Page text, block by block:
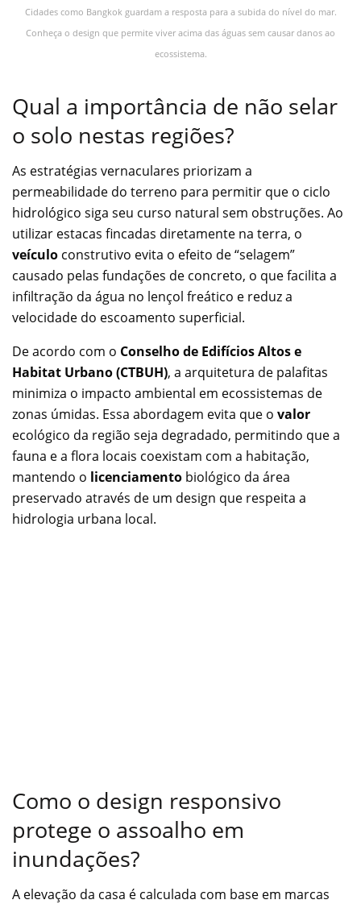
Cidades como Bangkok guardam a resposta para a subida do nível do mar.
Conheça o design que permite viver acima das águas sem causar danos ao
ecossistema.
Qual a importância de não selar
o solo nestas regiões?
As estratégias vernaculares priorizam a
permeabilidade do terreno para permitir que o ciclo
hidrológico siga seu curso natural sem obstruções. Ao
utilizar estacas fincadas diretamente na terra, o
veículo construtivo evita o efeito de “selagem”
causado pelas fundações de concreto, o que facilita a
infiltração da água no lençol freático e reduz a
velocidade do escoamento superficial.
De acordo com o Conselho de Edifícios Altos e
Habitat Urbano (CTBUH), a arquitetura de palafitas
minimiza o impacto ambiental em ecossistemas de
zonas úmidas. Essa abordagem evita que o valor
ecológico da região seja degradado, permitindo que a
fauna e a flora locais coexistam com a habitação,
mantendo o licenciamento biológico da área
preservado através de um design que respeita a
hidrologia urbana local.
Como o design responsivo
protege o assoalho em
inundações?
A elevação da casa é calculada com base em marcas